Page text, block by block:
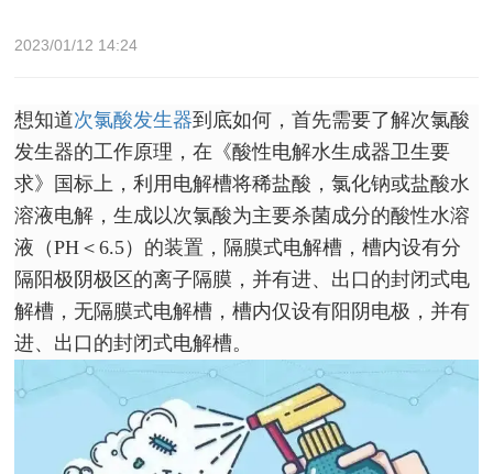
2023/01/12 14:24
想知道次氯酸发生器到底如何，首先需要了解次氯酸
发生器的工作原理，在《酸性电解水生成器卫生要
求》国标上，利用电解槽将稀盐酸，氯化钠或盐酸水
溶液电解，生成以次氯酸为主要杀菌成分的酸性水溶
液（PH＜6.5）的装置，隔膜式电解槽，槽内设有分
隔阳极阴极区的离子隔膜，并有进、出口的封闭式电
解槽，无隔膜式电解槽，槽内仅设有阳阴电极，并有
进、出口的封闭式电解槽。